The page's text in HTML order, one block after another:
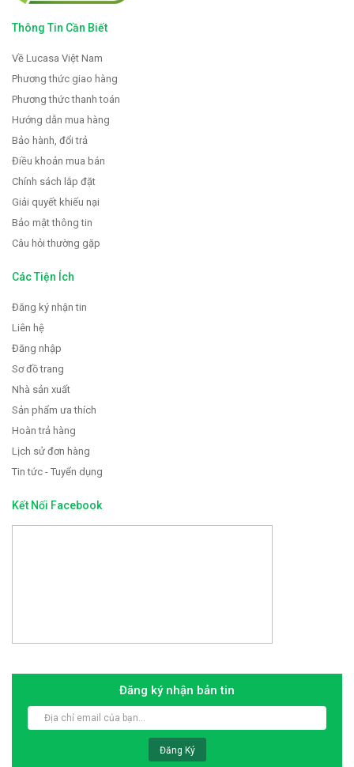
Thông Tin Cần Biết
Về Lucasa Việt Nam
Phương thức giao hàng
Phương thức thanh toán
Hướng dẫn mua hàng
Bảo hành, đổi trả
Điều khoản mua bán
Chính sách lắp đặt
Giải quyết khiếu nại
Bảo mật thông tin
Câu hỏi thường gặp
Các Tiện Ích
Đăng ký nhận tin
Liên hệ
Đăng nhập
Sơ đồ trang
Nhà sản xuất
Sản phẩm ưa thích
Hoàn trả hàng
Lịch sử đơn hàng
Tin tức - Tuyển dụng
Kết Nối Facebook
Đăng ký nhận bản tin
Đăng Ký